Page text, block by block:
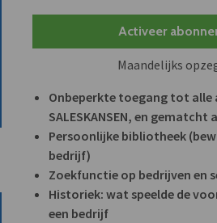
Activeer
Maandelijks
Onbeperkte toegang tot alle
SALESKANSEN, en
Persoonlijke bibliotheek
bedrijf)
Zoekfunctie op bedrijven en
Historiek: wat speelde de
een bedrijf